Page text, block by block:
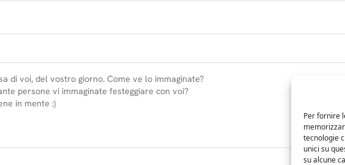
Per fornire
tecnologie
unici su
su alcune